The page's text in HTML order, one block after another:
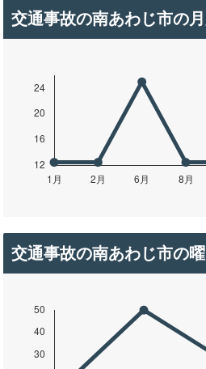
交通事故の南あわじ市の
交通事故の南あわじ市の